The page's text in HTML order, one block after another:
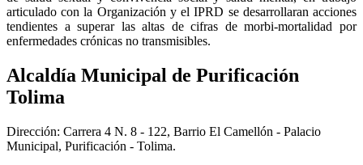
articulado con la Organización y el IPRD se desarrollaran acciones
tendientes a superar las altas de cifras de morbi-mortalidad por
enfermedades crónicas no transmisibles.​
Alcaldía Municipal de Purificación
Tolima
Dirección: Carrera 4 N. 8 - 122, Barrio El Camellón - Palacio
Municipal, Purificación - Tolima.